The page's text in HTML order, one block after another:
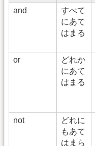
and
すべて
にあて
はまる
or
どれか
にあて
はまる
not
どれに
もあて
はまら